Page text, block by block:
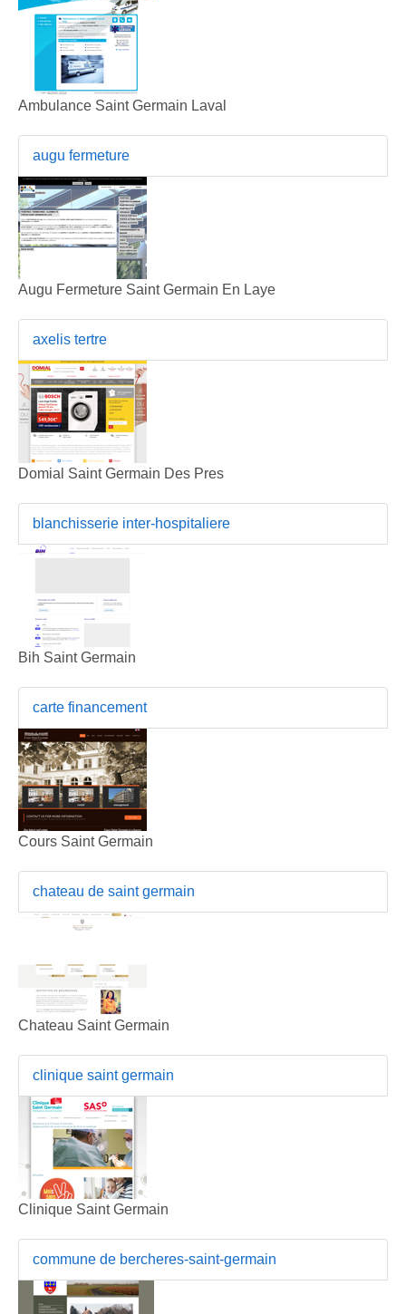
Ambulance Saint Germain Laval
augu fermeture
Augu Fermeture Saint Germain En Laye
axelis tertre
Domial Saint Germain Des Pres
blanchisserie inter-hospitaliere
Bih Saint Germain
carte financement
Cours Saint Germain
chateau de saint germain
Chateau Saint Germain
clinique saint germain
Clinique Saint Germain
commune de bercheres-saint-germain